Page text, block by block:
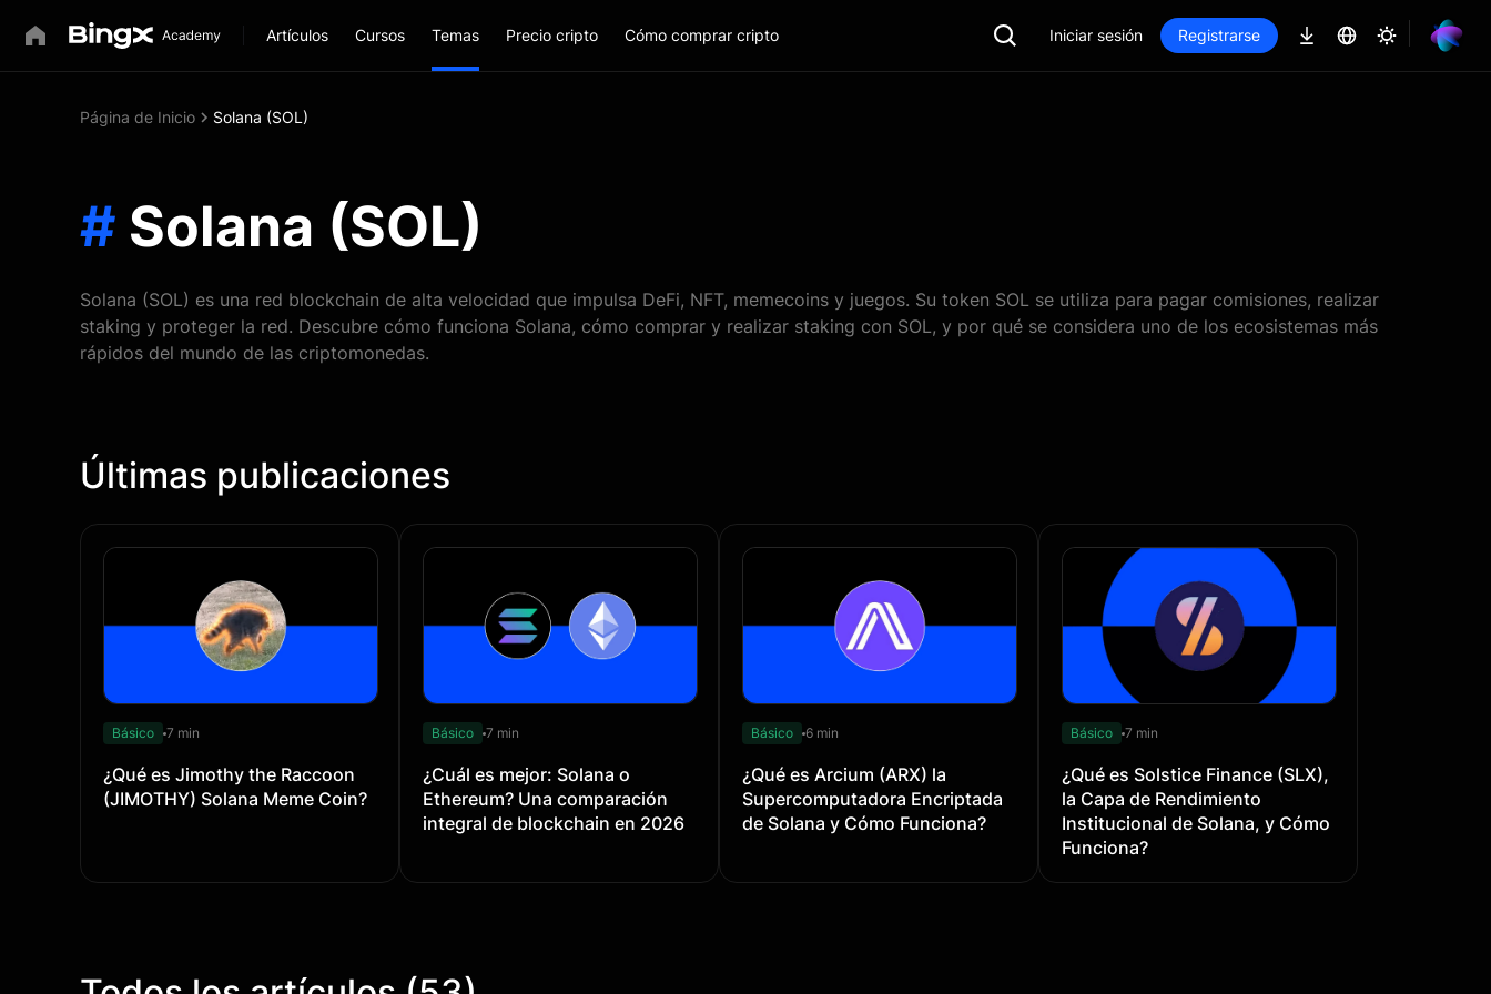
Artículos Cursos Temas Precio cripto Cómo comprar cripto Iniciar sesión Registrarse
Página de Inicio Solana (SOL)
# Solana (SOL)
Solana (SOL) es una red blockchain de alta velocidad que impulsa DeFi, NFT, memecoins y juegos. Su token SOL se utiliza para pagar comisiones, realizar
staking y proteger la red. Descubre cómo funciona Solana, cómo comprar y realizar staking con SOL, y por qué se considera uno de los ecosistemas más
rápidos del mundo de las criptomonedas.
Últimas publicaciones
Básico 7 min
¿Qué es Jimothy the Raccoon
(JIMOTHY) Solana Meme Coin?
Básico 7 min
¿Cuál es mejor: Solana o
Ethereum? Una comparación
integral de blockchain en 2026
Básico 6 min
¿Qué es Arcium (ARX) la
Supercomputadora Encriptada
de Solana y Cómo Funciona?
Básico 7 min
¿Qué es Solstice Finance (SLX),
la Capa de Rendimiento
Institucional de Solana, y Cómo
Funciona?